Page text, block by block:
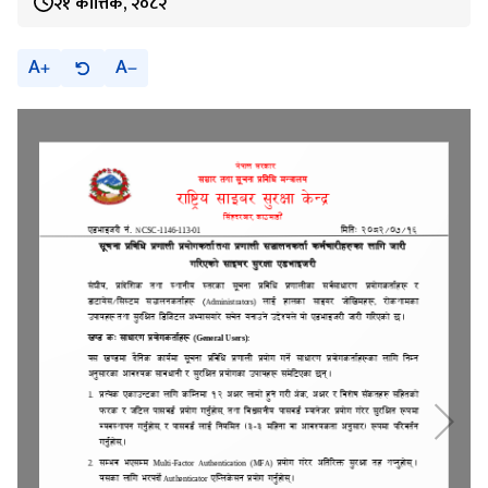
A A